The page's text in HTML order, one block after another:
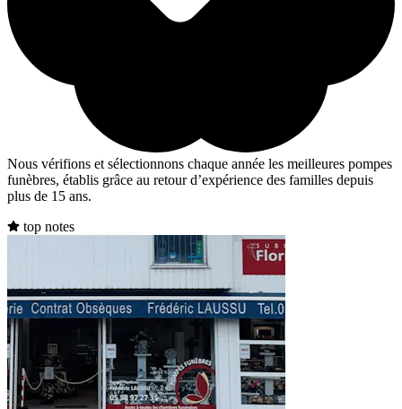
Nous vérifions et sélectionnons chaque année les meilleures pompes
funèbres, établis grâce au retour d’expérience des familles depuis
plus de 15 ans.
top notes